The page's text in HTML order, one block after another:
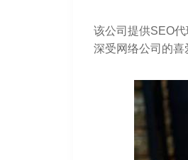
该公司提供SEO
深受网络公司的喜